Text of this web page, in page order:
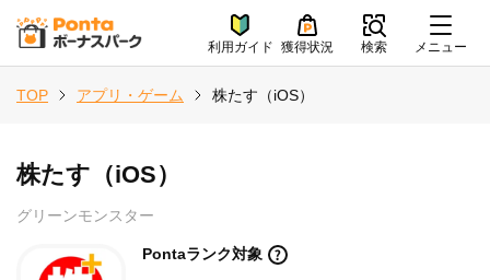
利用ガイド 獲得状況 検索 メニュー
TOP アプリ・ゲーム 株たす（iOS）
株たす（iOS）
グリーンモンスター
Pontaランク対象